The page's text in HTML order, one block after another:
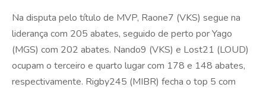
Na disputa pelo título de MVP, Raone7 (VKS) segue na
liderança com 205 abates, seguido de perto por Yago
(MGS) com 202 abates. Nando9 (VKS) e Lost21 (LOUD)
ocupam o terceiro e quarto lugar com 178 e 148 abates,
respectivamente. Rigby245 (MIBR) fecha o top 5 com